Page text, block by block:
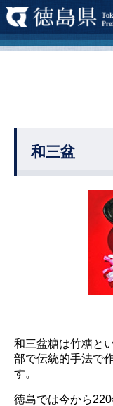
和三盆
和三盆糖は竹糖と
部で伝統的手法で
す。
徳島では今から